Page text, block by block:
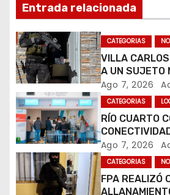
d
e
e
n
t
r
a
Entrada relacionada
CATEGORIAS
VILLA
A UN SUJETO
MARIHUANA
Ago 7, 2026
CATEGORIAS
RÍO CUARTO
CUATRO
BUENOS
Ago 7, 2026
CATEGORIAS
FPA REALIZÓ